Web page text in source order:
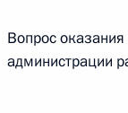
О ходе
Вопрос
администрации